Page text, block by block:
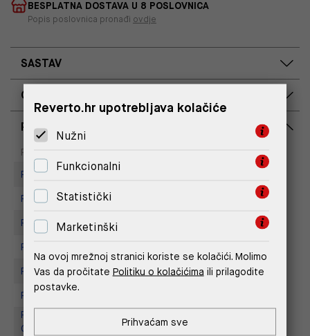
BESPLATNA DOSTAVA U 8 POSLOVNICA
Popis poslovnica pronađi ovdje
SASTAV
OPIS PROIZVODA
RASPOLOŽIVOST PO POSLOVNICAMA
Poslovnica
Replay Store, Joker Centar
Replay store, Tower Centar
Replay Store, Mall of Split
Replay Store, Supernova Zadar
Replay Store, City Center One
Replay store, Arena centar
Replay Outlet Store, Designer
Outlet Croatia
Reverto.hr upotrebljava kolačiće
Nužni
Funkcionalni
Statistički
Marketinški
Na ovoj mrežnoj stranici koriste se kolačići. Molimo
Vas da pročitate Politiku o kolačićima ili prilagodite
postavke.
Prihvaćam sve